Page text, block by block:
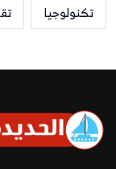
تكنولوجيا